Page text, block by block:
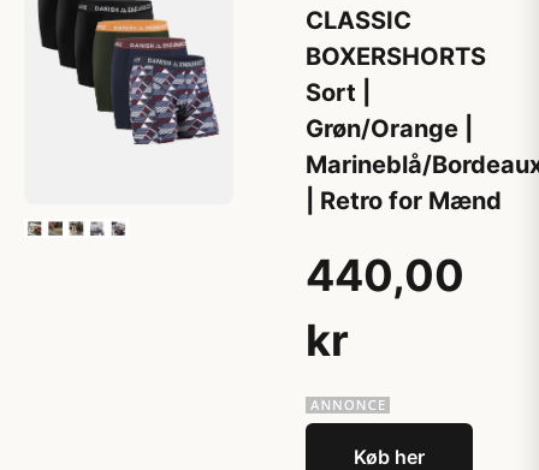
CLASSIC
BOXERSHORTS
Sort |
Grøn/Orange |
Marineblå/
| Retro for Mænd
440,00
kr
Køb her